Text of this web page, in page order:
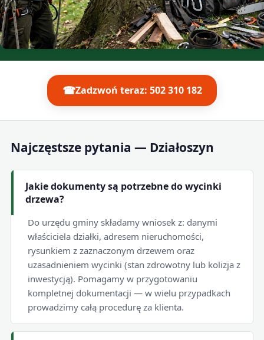
☎Zadzwoń teraz: 502 310 182
Najczęstsze pytania — Działoszyn
Jakie dokumenty są potrzebne do wycinki
drzewa?
Do urzędu gminy składamy wniosek z: danymi
właściciela działki, adresem nieruchomości,
rysunkiem z zaznaczonym drzewem oraz
uzasadnieniem wycinki (stan zdrowotny lub kolizja z
inwestycją). Pomagamy w przygotowaniu
kompletnej dokumentacji — w wielu przypadkach
prowadzimy całą procedurę za klienta.